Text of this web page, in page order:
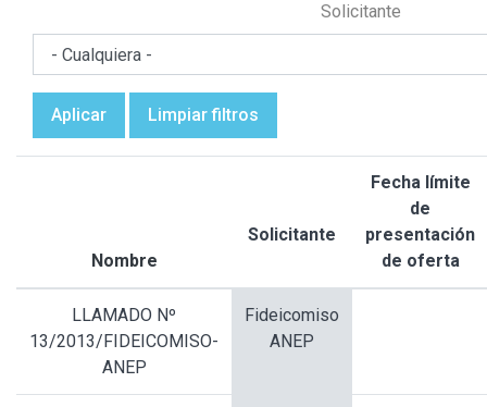
Solicitante
Aplicar Limpiar filtros
Nombre
Solicitante
descendente
Fecha límite
de
presentación
de oferta
LLAMADO Nº
13/2013/FIDEICOMISO-
ANEP
Fideicomiso
ANEP